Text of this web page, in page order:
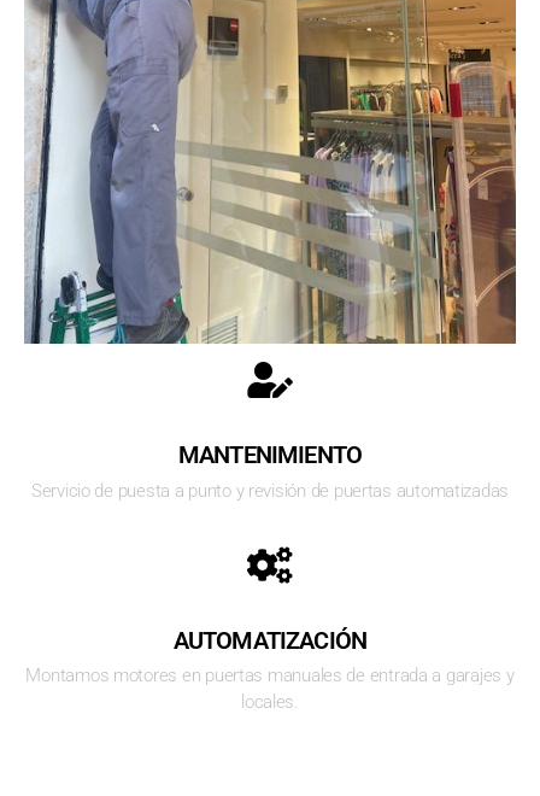
MANTENIMIENTO
Servicio de puesta a punto y revisión de puertas automatizadas
AUTOMATIZACIÓN
Montamos motores en puertas manuales de entrada a garajes y
locales.